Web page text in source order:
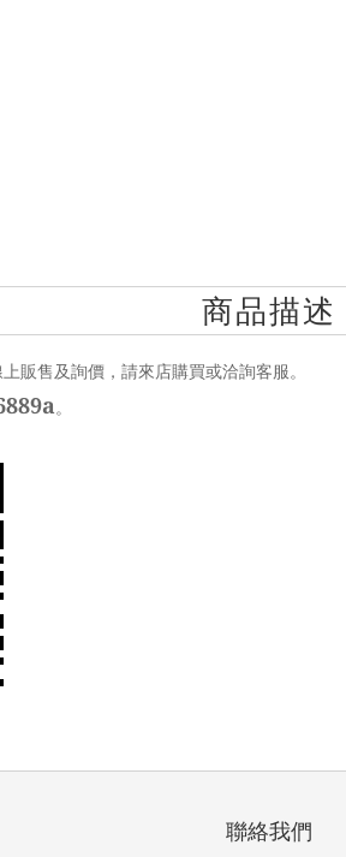
商品描述
販售及詢價，請來店購買或洽詢客服。
。
聯絡我們